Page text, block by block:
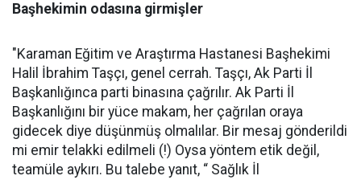
Başhekimin odasına girmişler
"Karaman Eğitim ve Araştırma Hastanesi Başhekimi
Halil İbrahim Taşçı, genel cerrah. Taşçı, Ak Parti İl
Başkanlığınca parti binasına çağrılır. Ak Parti İl
Başkanlığını bir yüce makam, her çağrılan oraya
gidecek diye düşünmüş olmalılar. Bir mesaj gönderildi
mi emir telakki edilmeli (!) Oysa yöntem etik değil,
teamüle aykırı. Bu talebe yanıt, “ Sağlık İl